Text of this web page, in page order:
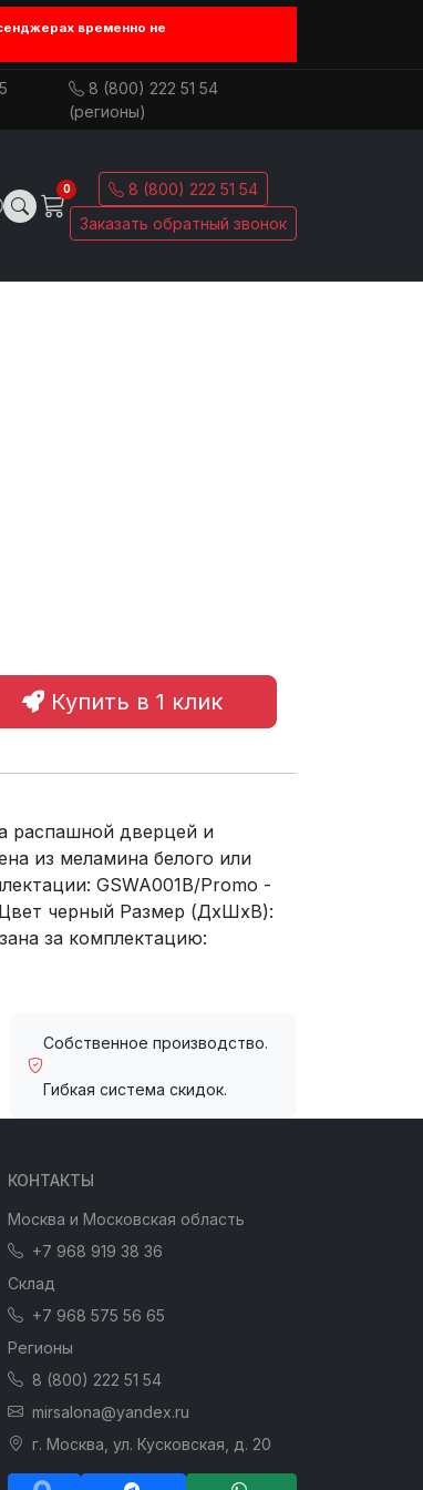
временно не
8 (800) 222 51 54
(регионы)
0
8 (800) 222 51 54
Заказать обратный звонок
Купить в 1 клик
распашной дверцей и
из меламина белого или
GSWA001B/Promo -
черный Размер (ДхШхВ):
за комплектацию:
Собственное производство.
Гибкая система скидок.
КОНТАКТЫ
Москва и Московская область
+7 968 919 38 36
Склад
+7 968 575 56 65
Регионы
8 (800) 222 51 54
mirsalona@yandex.ru
г. Москва, ул. Кусковская, д. 20